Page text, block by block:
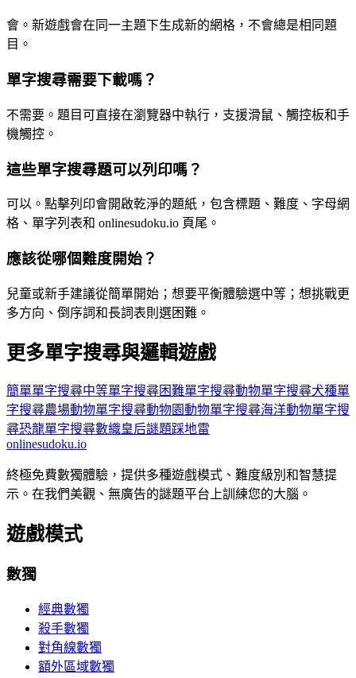
會。新遊戲會在同一主題下生成新的網格，不會總是相同題
目。
單字搜尋需要下載嗎？
不需要。題目可直接在瀏覽器中執行，支援滑鼠、觸控板和手
機觸控。
這些單字搜尋題可以列印嗎？
可以。點擊列印會開啟乾淨的題紙，包含標題、難度、字母網
格、單字列表和 onlinesudoku.io 頁尾。
應該從哪個難度開始？
兒童或新手建議從簡單開始；想要平衡體驗選中等；想挑戰更
多方向、倒序詞和長詞表則選困難。
更多單字搜尋與邏輯遊戲
簡單單字搜尋中等單字搜尋困難單字搜尋動物單字搜尋犬種單
字搜尋農場動物單字搜尋動物園動物單字搜尋海洋動物單字搜
尋恐龍單字搜尋數織皇后謎題踩地雷
onlinesudoku.io
終極免費數獨體驗，提供多種遊戲模式、難度級別和智慧提
示。在我們美觀、無廣告的謎題平台上訓練您的大腦。
遊戲模式
數獨
經典數獨
殺手數獨
對角線數獨
額外區域數獨